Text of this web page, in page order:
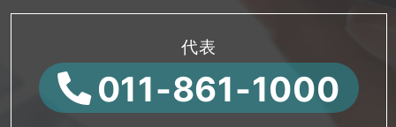
代表
011-861-1000